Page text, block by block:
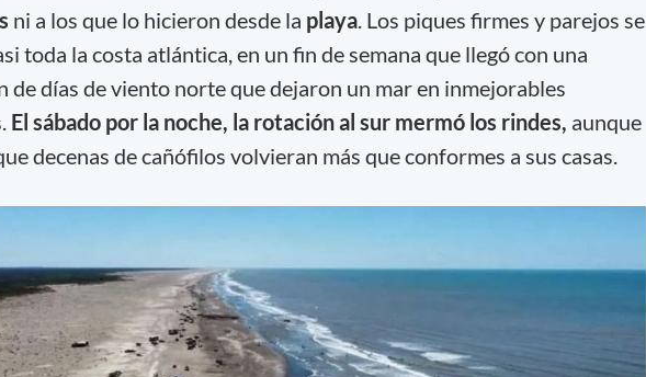
ni a los que lo hicieron desde la playa. Los piques firmes y parejos se
toda la costa atlántica, en un fin de semana que llegó con una
de días de viento norte que dejaron un mar en inmejorables
El sábado por la noche, la rotación al sur mermó los rindes, aunque
decenas de cañófilos volvieran más que conformes a sus casas.